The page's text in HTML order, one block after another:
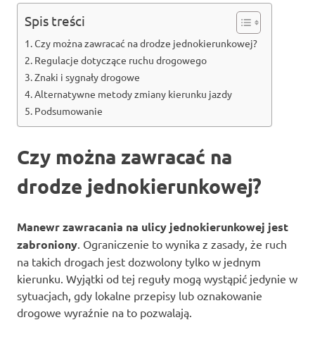
Spis treści
Czy można zawracać na drodze jednokierunkowej?
Regulacje dotyczące ruchu drogowego
Znaki i sygnały drogowe
Alternatywne metody zmiany kierunku jazdy
Podsumowanie
Czy można zawracać na
drodze jednokierunkowej?
Manewr zawracania na ulicy jednokierunkowej jest
zabroniony. Ograniczenie to wynika z zasady, że ruch
na takich drogach jest dozwolony tylko w jednym
kierunku. Wyjątki od tej reguły mogą wystąpić jedynie w
sytuacjach, gdy lokalne przepisy lub oznakowanie
drogowe wyraźnie na to pozwalają.